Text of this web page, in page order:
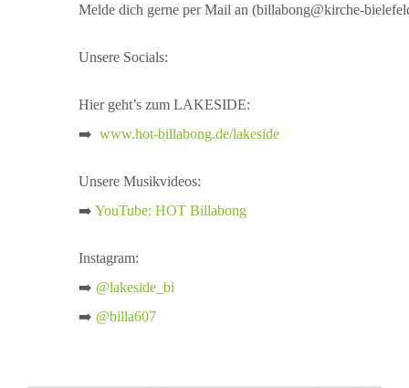
Melde dich gerne per Mail an (billabong@kirche-
Unsere Socials:
Hier geht’s zum LAKESIDE:
➡️ www.hot-billabong.de/lakeside
Unsere Musikvideos:
➡️ YouTube: HOT Billabong
Instagram:
➡️ @lakeside_bi
➡️ @billa607